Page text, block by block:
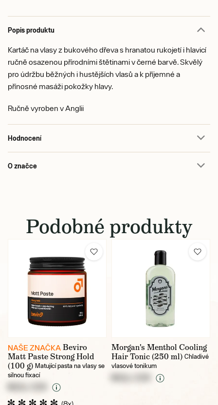
Popis produktu
Kartáč na vlasy z bukového dřeva s hranatou rukojetí i hlavicí
ručně osazenou přírodními štětinami v černé barvě. Skvělý
pro údržbu běžných i hustějších vlasů a k příjemné a
přínosné masáži pokožky hlavy.
Ručně vyroben v Anglii
Hodnocení
O značce
Podobné produkty
NAŠE ZNAČKA Beviro
Matt Paste Strong Hold
(100 g) Matující pasta na vlasy se
silnou fixací
Morgan's Menthol Cooling
Hair Tonic (250 ml) Chladivé
vlasové tonikum